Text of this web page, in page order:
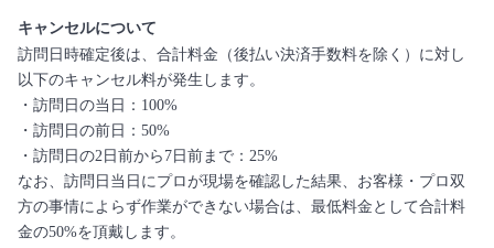
キャンセルについて
訪問日時確定後は、合計料金（後払い決済手数料を除く）に対し
以下のキャンセル料が発生します。
・訪問日の当日：100%
・訪問日の前日：50%
・訪問日の2日前から7日前まで：25%
なお、訪問日当日にプロが現場を確認した結果、お客様・プロ双
方の事情によらず作業ができない場合は、最低料金として合計料
金の50%を頂戴します。